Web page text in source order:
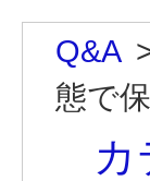
Q&A
態で